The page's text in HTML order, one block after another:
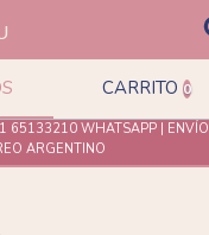
CARRITO 0
65133210 WHATSAPP | ENVÍO
ARGENTINO